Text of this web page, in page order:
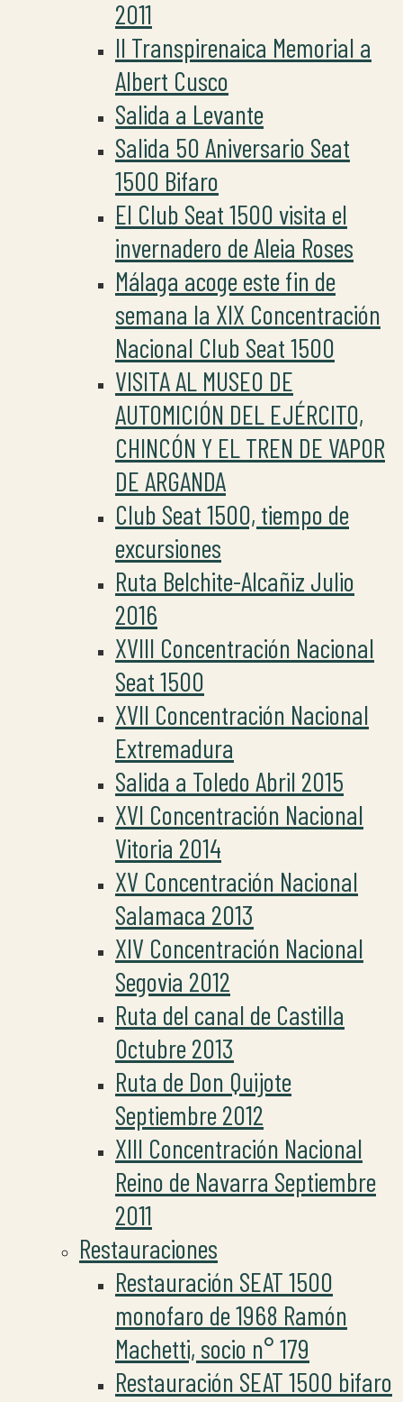
2011
II Transpirenaica Memorial a
Albert Cusco
Salida a Levante
Salida 50 Aniversario Seat
1500 Bifaro
El Club Seat 1500 visita el
invernadero de Aleia Roses
Málaga acoge este fin de
semana la XIX Concentración
Nacional Club Seat 1500
VISITA AL MUSEO DE
AUTOMICIÓN DEL EJÉRCITO,
CHINCÓN Y EL TREN DE VAPOR
DE ARGANDA
Club Seat 1500, tiempo de
excursiones
Ruta Belchite-Alcañiz Julio
2016
XVIII Concentración Nacional
Seat 1500
XVII Concentración Nacional
Extremadura
Salida a Toledo Abril 2015
XVI Concentración Nacional
Vitoria 2014
XV Concentración Nacional
Salamaca 2013
XIV Concentración Nacional
Segovia 2012
Ruta del canal de Castilla
Octubre 2013
Ruta de Don Quijote
Septiembre 2012
XIII Concentración Nacional
Reino de Navarra Septiembre
2011
Restauraciones
Restauración SEAT 1500
monofaro de 1968 Ramón
Machetti, socio n° 179
Restauración SEAT 1500 bifaro